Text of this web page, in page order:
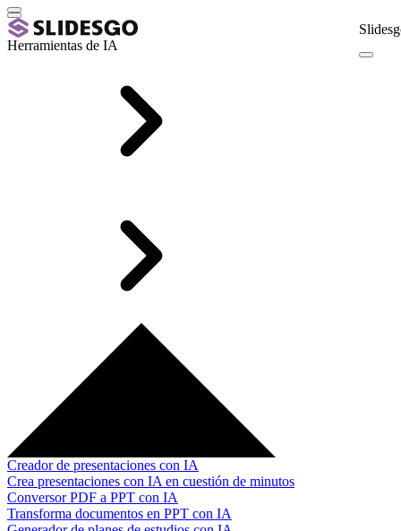
Herramientas de IA
Creador de presentaciones con IA
Crea presentaciones con IA en cuestión de minutos
Conversor PDF a PPT con IA
Transforma documentos en PPT con IA